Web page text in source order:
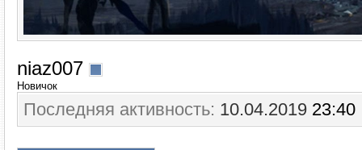
niaz007
Новичок
Последняя активность: 10.04.2019 23:40